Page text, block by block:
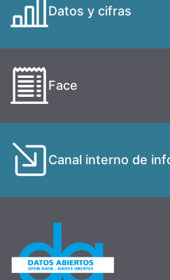
Datos y cifras
Face
Canal interno de